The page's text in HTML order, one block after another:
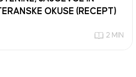
OKUSE (RECEPT)
2 MIN